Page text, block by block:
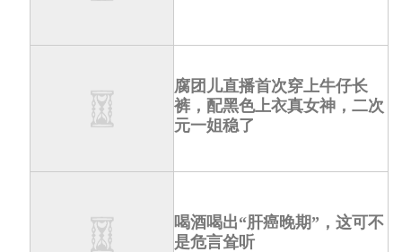
腐团儿直播首次穿上牛仔长
裤，配黑色上衣真女神，二次
元一姐稳了
喝酒喝出“肝癌晚期”，这可不
是危言耸听